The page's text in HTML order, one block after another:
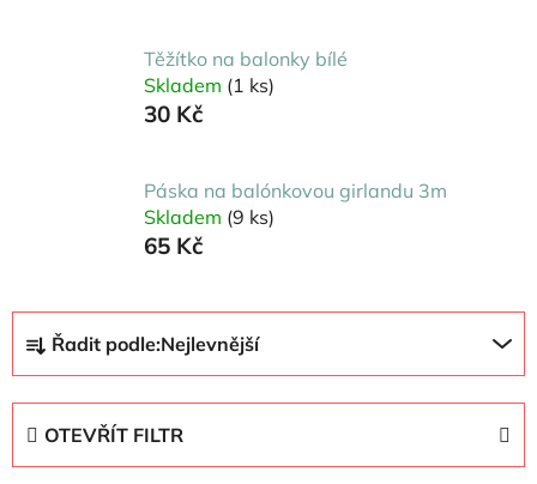
Těžítko na balonky bílé
Skladem (1 ks)
30 Kč
Páska na balónkovou girlandu 3m
Skladem (9 ks)
65 Kč
a
z
Řadit podle:Nejlevnější
OTEVŘÍT FILTR